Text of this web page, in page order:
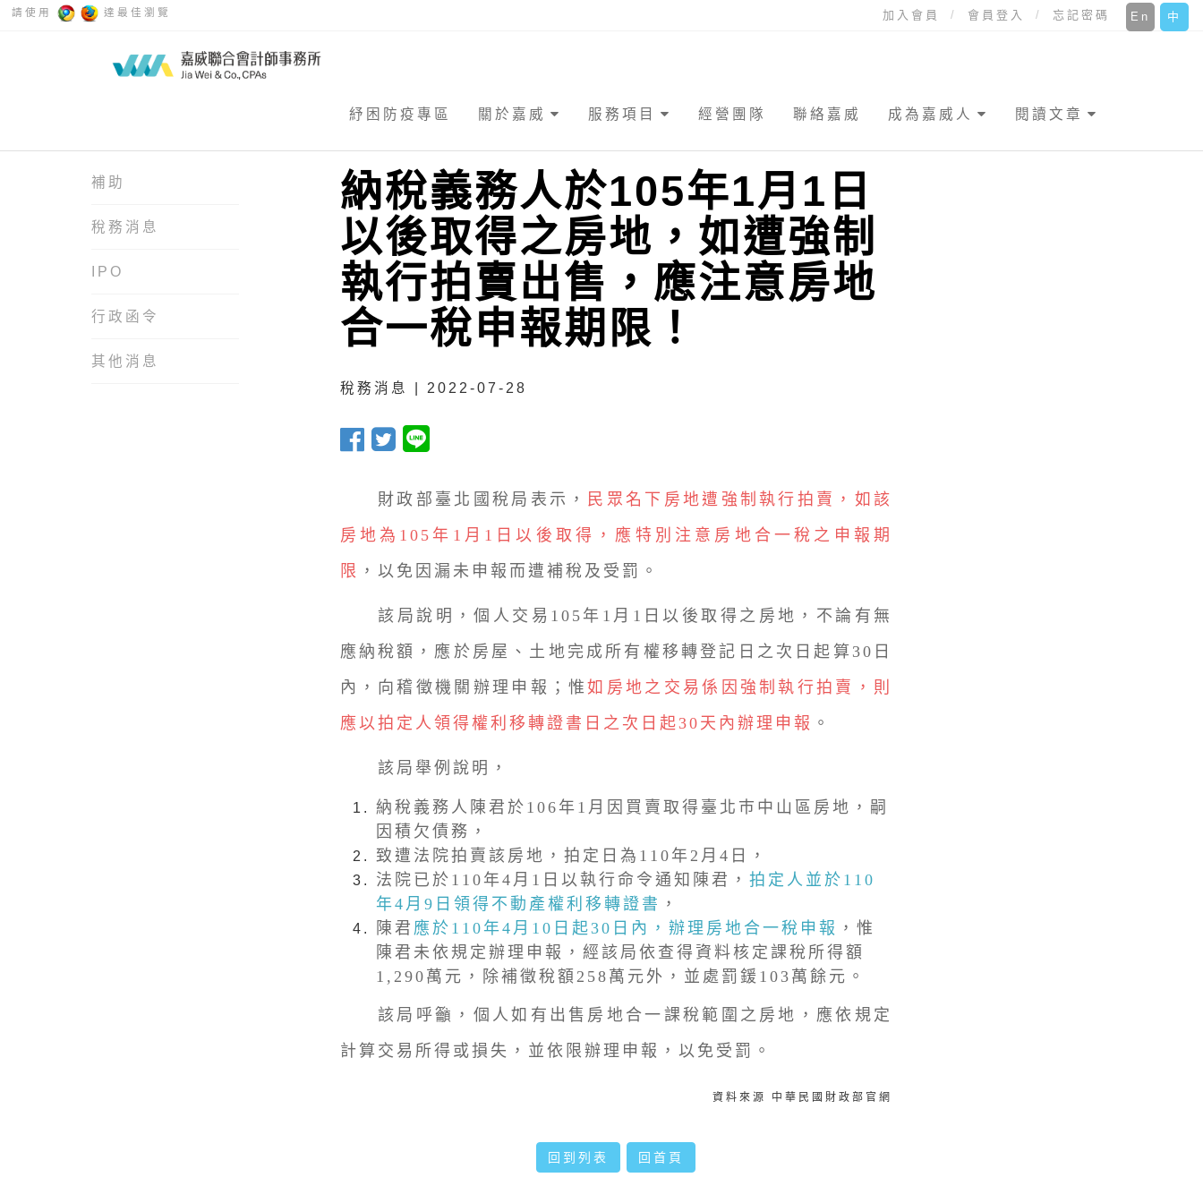
請使用 達最佳瀏覽 中
En
加入會員 會員登入 忘記密碼
紓困防疫專區 關於嘉威 服務項目 經營團隊 聯絡嘉威 成為嘉威人 閱讀文章
補助
稅務消息
IPO
行政函令
其他消息
納稅義務人於105年1月1日
以後取得之房地，如遭強制
執行拍賣出售，應注意房地
合一稅申報期限！
稅務消息 | 2022-07-28
財政部臺北國稅局表示，
民眾名下房地遭強制執行拍賣，如該
房地為105年1月1日以後取得，應特別注意房地合一稅之申報期
限 ，以免因漏未申報而遭補稅及受罰。
該局說明，個人交易105年1月1日以後取得之房地，不論有無
應納稅額，應於房屋、土地完成所有權移轉登記日之次日起算30日
內，向稽徵機關辦理申報；惟如房地之交易係因強制執行拍賣，則
應以拍定人領得權利移轉證書日之次日起30天內辦理申報 。
該局舉例說明，
納稅義務人陳君於106年1月因買賣取得臺北巿中山區房地，嗣
因積欠債務，
致遭法院拍賣該房地，拍定日為110年2月4日，
法院已於110年4月1日以執行命令通知陳君， 拍定人並於110
年4月9日領得不動產權利移轉證書 ，
陳君 應於110年4月10日起30日內，辦理房地合一稅申報 ，惟
陳君未依規定辦理申報，經該局依查得資料核定課稅所得額
1,290萬元，除補徵稅額258萬元外，並處罰鍰103萬餘元。
該局呼籲，個人如有出售房地合一課稅範圍之房地，應依規定
計算交易所得或損失，並依限辦理申報，以免受罰。
資料來源 中華民國財政部官網
回到列表 回首頁